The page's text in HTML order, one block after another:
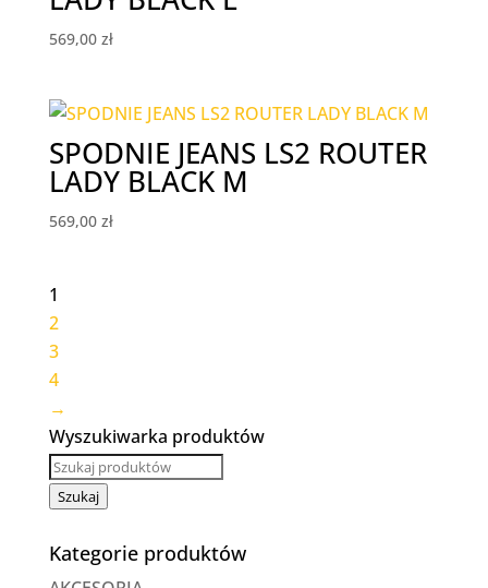
569,00 zł
SPODNIE JEANS LS2 ROUTER
LADY BLACK M
569,00 zł
1
2
3
4
→
Wyszukiwarka produktów
Szukaj
Kategorie produktów